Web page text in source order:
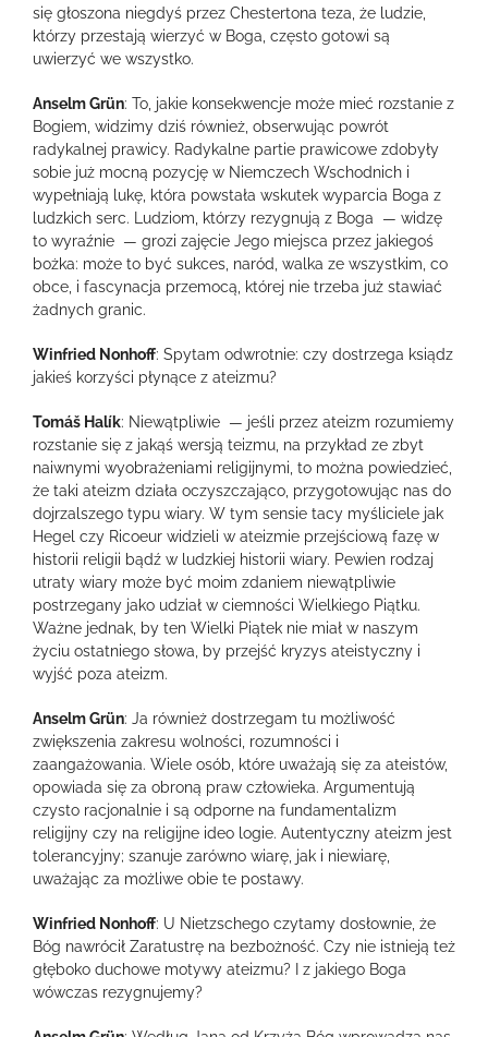
się głoszona niegdyś przez Chestertona teza, że ludzie,
którzy przestają wierzyć w Boga, często gotowi są
uwierzyć we wszystko.
Anselm Grün: To, jakie konsekwencje może mieć rozstanie z
Bogiem, widzimy dziś również, obserwując powrót
radykalnej prawicy. Radykalne partie prawicowe zdobyły
sobie już mocną pozycję w Niemczech Wschodnich i
wypełniają lukę, która powstała wskutek wyparcia Boga z
ludzkich serc. Ludziom, którzy rezygnują z Boga — widzę
to wyraźnie — grozi zajęcie Jego miejsca przez jakiegoś
bożka: może to być sukces, naród, walka ze wszystkim, co
obce, i fascynacja przemocą, której nie trzeba już stawiać
żadnych granic.
Winfried Nonhoff: Spytam odwrotnie: czy dostrzega ksiądz
jakieś korzyści płynące z ateizmu?
Tomáš Halík: Niewątpliwie — jeśli przez ateizm rozumiemy
rozstanie się z jakąś wersją teizmu, na przykład ze zbyt
naiwnymi wyobrażeniami religijnymi, to można powiedzieć,
że taki ateizm działa oczyszczająco, przygotowując nas do
dojrzalszego typu wiary. W tym sensie tacy myśliciele jak
Hegel czy Ricoeur widzieli w ateizmie przejściową fazę w
historii religii bądź w ludzkiej historii wiary. Pewien rodzaj
utraty wiary może być moim zdaniem niewątpliwie
postrzegany jako udział w ciemności Wielkiego Piątku.
Ważne jednak, by ten Wielki Piątek nie miał w naszym
życiu ostatniego słowa, by przejść kryzys ateistyczny i
wyjść poza ateizm.
Anselm Grün: Ja również dostrzegam tu możliwość
zwiększenia zakresu wolności, rozumności i
zaangażowania. Wiele osób, które uważają się za ateistów,
opowiada się za obroną praw człowieka. Argumentują
czysto racjonalnie i są odporne na fundamentalizm
religijny czy na religijne ideo logie. Autentyczny ateizm jest
tolerancyjny; szanuje zarówno wiarę, jak i niewiarę,
uważając za możliwe obie te postawy.
Winfried Nonhoff: U Nietzschego czytamy dosłownie, że
Bóg nawrócił Zaratustrę na bezbożność. Czy nie istnieją też
głęboko duchowe motywy ateizmu? I z jakiego Boga
wówczas rezygnujemy?